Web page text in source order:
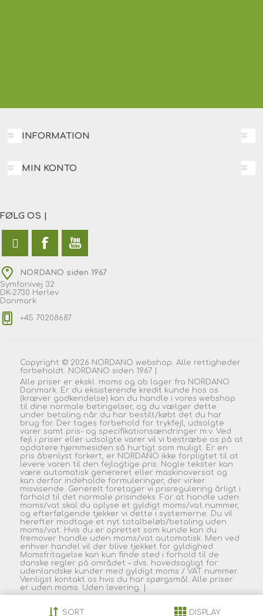
INFORMATION
MIN KONTO
FØLG OS |
NORDANO siden 1967
Symfonivej 32
DK-2730 Herlev
Danmark
+45 70208687
Copyright © 2026 NORDANO webshop. Alle rettigheder
forbeholdt. NORDANO siden 1967 |
Alle priser er ekskl. moms og ab lager fra NORDANO
Danmark. Er du eksisterende kredit kunde hos os
(kræver godkendelse) kan du handle i vores webshop
til dine normale betingelser, og du vælger dette
under betaling når du har bestilt/købt det du har
brug for. Der tages forbehold for trykfejl, udsolgte
varer samt pris- og specifikationsændringer m.v. Ved
fejl i priser eller udsolgte varer vil vi bestræbe os på at
opdatere hjemmesiden så hurtigt som muligt. Er en
pris åbenlyst forkert, er NORDANO ikke forpligtet til at
levere varen til den fejlagtige pris. Nogle tekster kan
være automatisk genereret eller maskinoversat og
kan derfor indeholde formuleringer, der virker
misvisende. Generelt foretager vi prisregulering årligt i
forhold til det normale prisindeks. For at handle uden
moms/vat skal du oplyse et gyldigt moms/vat nummer,
og efterfølgende tjekker vi dette i systemerne. Du vil
herefter modtage et nyt totalbeløb/betaling uden
moms/vat. Hvis du er oprettet som kunde kan du
fremover handle uden moms/vat automatisk. Men ved
enhver handel vil der blive tjekket for gyldighed.
Momsfritagelse kan kun finde sted i forhold til de
danske regler på området – dvs. hovedsagligt for
udenlandske kunder med gyldigt moms / VAT nummer.
Venligst kontakt os hvis du har spørgsmål. Alle priser
er uden moms. Uden
levering.
SORT DISPLAY